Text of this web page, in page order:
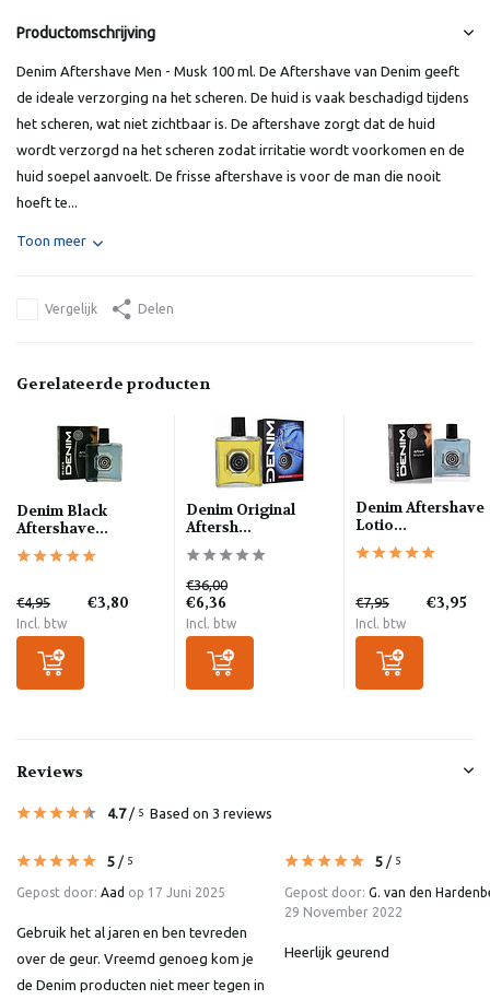
Productomschrijving
Denim Aftershave Men - Musk 100 ml. De Aftershave van Denim geeft
de ideale verzorging na het scheren. De huid is vaak beschadigd tijdens
het scheren, wat niet zichtbaar is. De aftershave zorgt dat de huid
wordt verzorgd na het scheren zodat irritatie wordt voorkomen en de
huid soepel aanvoelt. De frisse aftershave is voor de man die nooit
hoeft te...
Toon meer
Vergelijk Delen
Gerelateerde producten
Denim Black
Aftershave...
€4,95 €3,80
Incl. btw
Denim Original
Aftersh...
€36,00
€6,36
Incl. btw
Denim Aftershave
Lotio...
€7,95 €3,95
Incl. btw
Reviews
4.7/ 5 Based on 3 reviews
5 / 5
Gepost door: Aad op 17 Juni 2025
Gebruik het al jaren en ben tevreden
over de geur. Vreemd genoeg kom je
de Denim producten niet meer tegen in
5 / 5
Gepost door: G. van den
29 November 2022
Heerlijk geurend